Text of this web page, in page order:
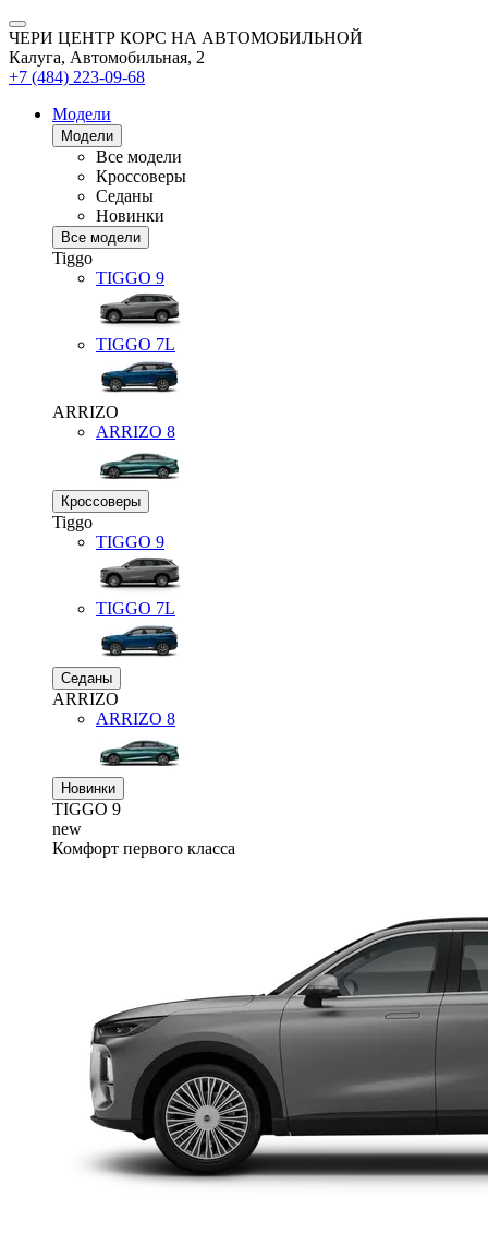
ЧЕРИ ЦЕНТР КОРС НА АВТОМОБИЛЬНОЙ
Калуга, Автомобильная, 2
+7 (484) 223-09-68
Модели
Модели
Все модели
Кроссоверы
Седаны
Новинки
Все модели
Tiggo
TIGGO 9
TIGGO 7L
ARRIZO
ARRIZO 8
Кроссоверы
Tiggo
TIGGO 9
TIGGO 7L
Седаны
ARRIZO
ARRIZO 8
Новинки
TIGGO 9
new
Комфорт первого класса